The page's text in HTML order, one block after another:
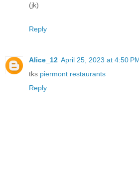
(jk)
Reply
Alice_12 April 25, 2023 at 4:50
tks piermont restaurants
Reply